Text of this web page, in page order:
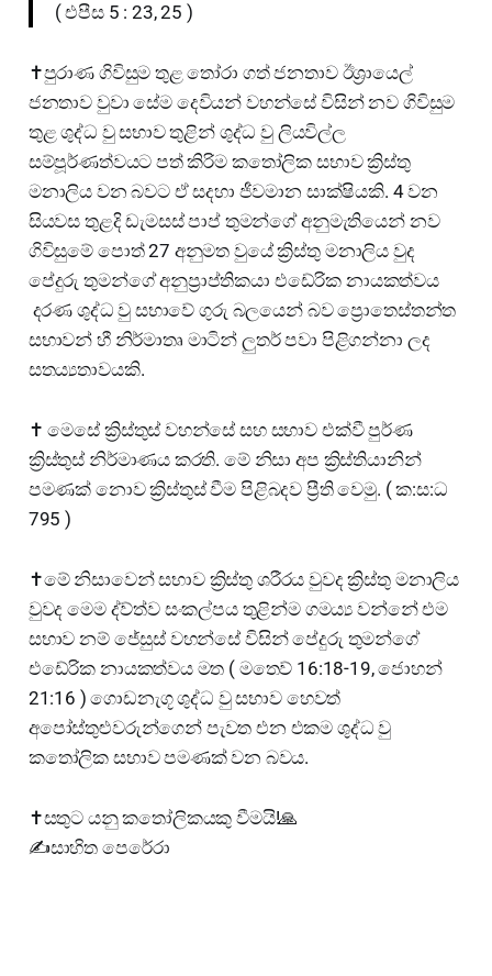
( එපීස 5 : 23, 25 )
✝️පුරාණ ගිවිසුම තුළ තෝරා ගත් ජනතාව ඊශ්‍රායෙල්
ජනතාව වුවා සේම දෙවියන් වහන්සේ විසින් නව ගිවිසුම
තුළ ශුද්ධ වු සභාව තුළින් ශුද්ධ වු ලියවිල්ල
සම්පූර්ණත්වයට පත් කිරිම කතෝලික සභාව ක්‍රිස්තු
මනාලිය වන බවට ඒ සදහා ජීවමාන සාක්ෂියකි. 4 වන
සියවස තුළදි ඩැමසස් පාප් තුමන්ගේ අනුමැතියෙන් නව
ගිවිසුමේ පොත් 27 අනුමත වුයේ ක්‍රිස්තු මනාලිය වුද
පේදුරු තුමන්ගේ අනුප්‍රාප්තිකයා එඩේරික නායකත්වය
දරණ ශුද්ධ වු සභාවේ ගුරු බලයෙන් බව ප්‍රොතෙස්තන්ත
සභාවන් හී නිර්මාතෘ මාටින් ලුතර් පවා පිළිගන්නා ලද
සතය්‍යතාවයකි.
✝️ මෙසේ ක්‍රිස්තුස් වහන්සේ සහ සභාව එක්වී පුර්ණ
ක්‍රිස්තුස් නිර්මාණය කරති. මේ නිසා අප ක්‍රිස්තියානින්
පමණක් නොව ක්‍රිස්තුස් වීම පිළිබදව ප්‍රීති වෙමු. ( ක:ස:ධ
795 )
✝️මේ නිසාවෙන් සභාව ක්‍රිස්තු ශරීරය වුවද ක්‍රිස්තු මනාලිය
වුවද මෙම ද්ව්ත්ව සංකල්පය තුළින්ම ගමය්‍ය වන්නේ එම
සභාව නම් ජේසුස් වහන්සේ විසින් පේදුරු තුමන්ගේ
එඩේරික නායකත්වය මත ( මතෙව් 16:18-19, ජොහන්
21:16 ) ගොඩනැගූ ශුද්ධ වු සභාව හෙවත්
අපෝස්තුළුවරුන්ගෙන් පැවත එන එකම ශුද්ධ වු
කතෝලික සභාව පමණක් වන බවය.
✝️සතුට යනු කතෝලිකයකු වීමයි!🙏
✍️සාහිත පෙරේරා